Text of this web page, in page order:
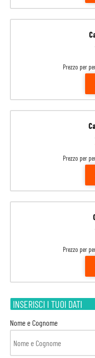
Prezzo per
Prezzo per
Prezzo per
INSERISCI I TUOI DATI
Nome e Cognome